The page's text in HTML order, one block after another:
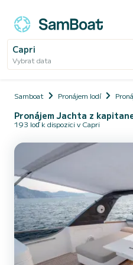
Capri
Vybrat data
Samboat Pronájem lodí
Pronájem Jachta z
193 loď k dispozici v Capri